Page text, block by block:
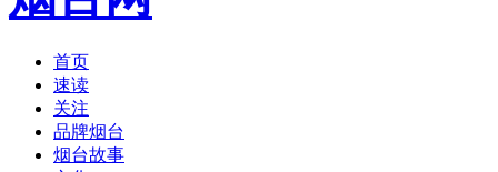
首页
速读
关注
品牌烟台
烟台故事